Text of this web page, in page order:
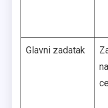
Glavni zadatak